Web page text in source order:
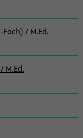
/ M.Ed.
M.Ed.